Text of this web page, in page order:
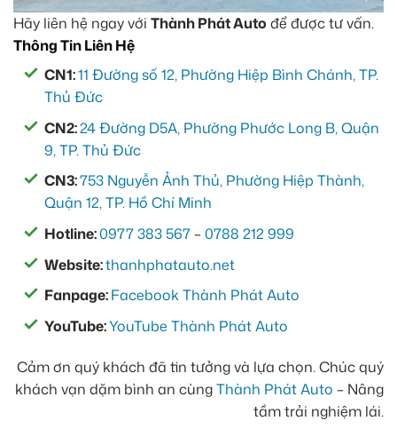
Hãy liên hệ ngay với Thành Phát Auto để được tư vấn.
Thông Tin Liên Hệ
CN1:11 Đường số 12, Phường Hiệp Bình Chánh, TP.
Thủ Đức
CN2:24 Đường D5A, Phường Phước Long B, Quận
9, TP. Thủ Đức
CN3:753 Nguyễn Ảnh Thủ, Phường Hiệp Thành,
Quận 12, TP. Hồ Chí Minh
Hotline:0977 383 567 –0788 212 999
Website:thanhphatauto.net
Fanpage:Facebook Thành Phát Auto
YouTube:YouTube Thành Phát Auto
Cảm ơn quý khách đã tin tưởng và lựa chọn. Chúc quý
khách vạn dặm bình an cùngThành Phát Auto – Nâng
tầm trải nghiệm lái.